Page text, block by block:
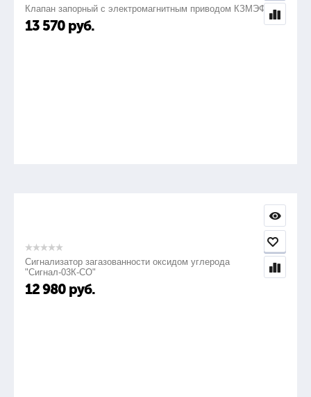
Клапан запорный с электромагнитным приводом КЗМЭФ
13 570 руб.
Сигнализатор загазованности оксидом углерода
"Сигнал-03К-СО"
12 980 руб.